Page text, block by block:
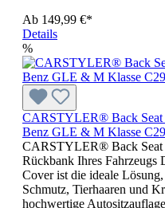
Ab 149,99 €*
Details
%
CARSTYLER® Back Seat
Benz GLE & M Klasse
CARSTYLER® Back Seat
Rückbank Ihres
Cover ist die ideale
Schmutz, Tierhaaren und
hochwertige